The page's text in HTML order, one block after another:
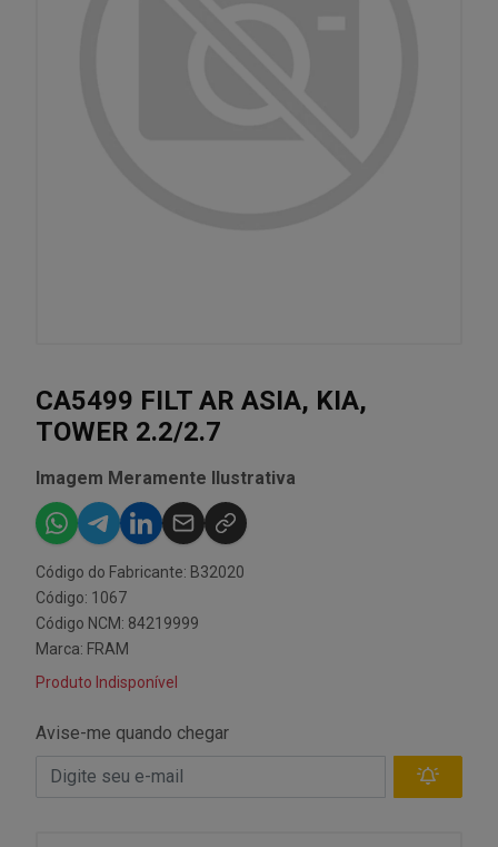
CA5499 FILT AR ASIA, KIA,
TOWER 2.2/2.7
Imagem Meramente Ilustrativa
Código do Fabricante: B32020
Código: 1067
Código NCM: 84219999
Marca: FRAM
Produto Indisponível
Avise-me quando chegar